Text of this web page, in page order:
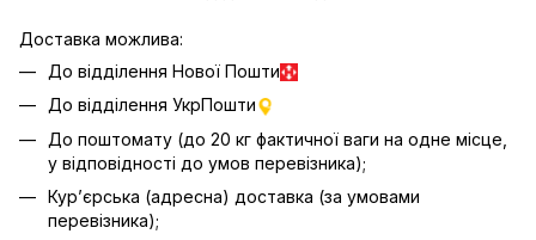
Доставка можлива:
До відділення Нової Пошти
До відділення УкрПошти
До поштомату (до 20 кг фактичної ваги на одне місце,
у відповідності до умов перевізника);
Кур’єрська (адресна) доставка (за умовами
перевізника);